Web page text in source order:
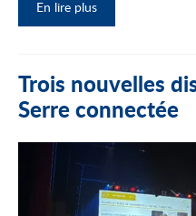
En lire plus
Trois nouvelles
Serre connectée